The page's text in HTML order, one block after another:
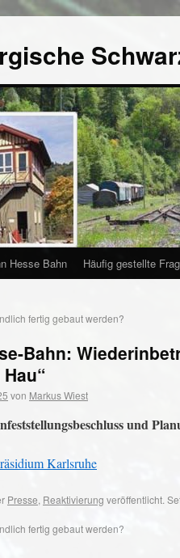
Hesse Bahn Häufig gestellte
fertig gebaut werden?
Bahn:
von Markus Wiest
und
Karlsruhe
Presse, Reaktivierung veröffentlicht.
fertig gebaut werden?